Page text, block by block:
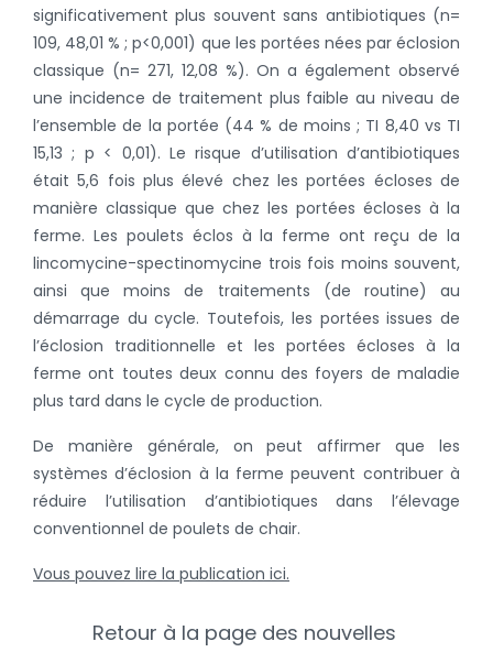
significativement plus souvent sans antibiotiques (n=
109, 48,01 % ; p<0,001) que les portées nées par éclosion
classique (n= 271, 12,08 %). On a également observé
une incidence de traitement plus faible au niveau de
l’ensemble de la portée (44 % de moins ; TI 8,40 vs TI
15,13 ; p < 0,01). Le risque d’utilisation d’antibiotiques
était 5,6 fois plus élevé chez les portées écloses de
manière classique que chez les portées écloses à la
ferme. Les poulets éclos à la ferme ont reçu de la
lincomycine-spectinomycine trois fois moins souvent,
ainsi que moins de traitements (de routine) au
démarrage du cycle. Toutefois, les portées issues de
l’éclosion traditionnelle et les portées écloses à la
ferme ont toutes deux connu des foyers de maladie
plus tard dans le cycle de production.
De manière générale, on peut affirmer que les
systèmes d’éclosion à la ferme peuvent contribuer à
réduire l’utilisation d’antibiotiques dans l’élevage
conventionnel de poulets de chair.
Vous pouvez lire la publication ici.
Retour à la page des nouvelles